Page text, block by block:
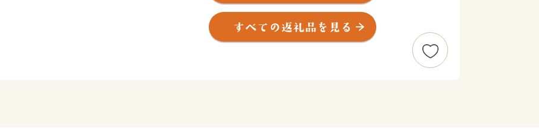
高級柑橘で知られる「紅まどんな」の産地として愛媛県一を目指す
新たな挑戦を始めています。